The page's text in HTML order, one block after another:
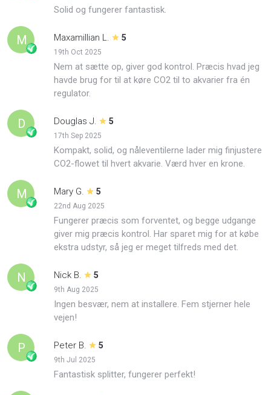
Solid og fungerer fantastisk.
M Maxamillian L. 5
19th Oct 2025
Nem at sætte op, giver god kontrol. Præcis hvad jeg
havde brug for til at køre CO2 til to akvarier fra én
regulator.
D Douglas J. 5
17th Sep 2025
Kompakt, solid, og nåleventilerne lader mig finjustere
CO2-flowet til hvert akvarie. Værd hver en krone.
M Mary G. 5
22nd Aug 2025
Fungerer præcis som forventet, og begge udgange
giver mig præcis kontrol. Har sparet mig for at købe
ekstra udstyr, så jeg er meget tilfreds med det.
N Nick B. 5
9th Aug 2025
Ingen besvær, nem at installere. Fem stjerner hele
vejen!
P Peter B. 5
9th Jul 2025
Fantastisk splitter, fungerer perfekt!